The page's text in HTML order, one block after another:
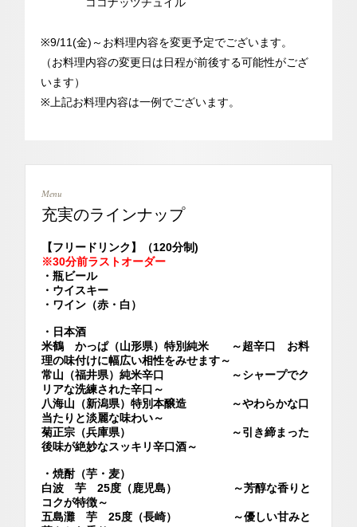
※9/11(金)～お料理内容を変更予定でございます。
（お料理内容の変更日は日程が前後する可能性がござ
います）
※上記お料理内容は一例でございます。
Menu
充実のラインナップ
【フリードリンク】（120分制)
※30分前ラストオーダー
・瓶ビール
・ウイスキー
・ワイン（赤・白）
・日本酒
米鶴 かっぱ（山形県）特別純米 ～超辛口 お料
理の味付けに幅広い相性をみせます～
常山（福井県）純米辛口 ～シャープでク
リアな洗練された辛口～
八海山（新潟県）特別本醸造 ～やわらかな口
当たりと淡麗な味わい～
菊正宗（兵庫県） ～引き締まった
後味が絶妙なスッキリ辛口酒～
・焼酎（芋・麦）
白波 芋 25度（鹿児島） ～芳醇な香りと
コクが特徴～
五島灘 芋 25度（長崎） ～優しい甘みと